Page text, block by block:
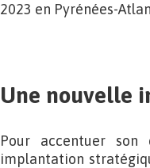
2023 en Pyrénées-
Une nouvelle
Pour accentuer son
implantation